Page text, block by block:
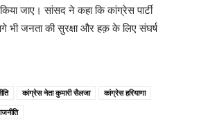
जाए। सांसद ने कहा कि कांग्रेस पार्टी
भी जनता की सुरक्षा और हक़ के लिए संघर्ष
कांग्रेस नेता कुमारी सैलजा
कांग्रेस हरियाणा